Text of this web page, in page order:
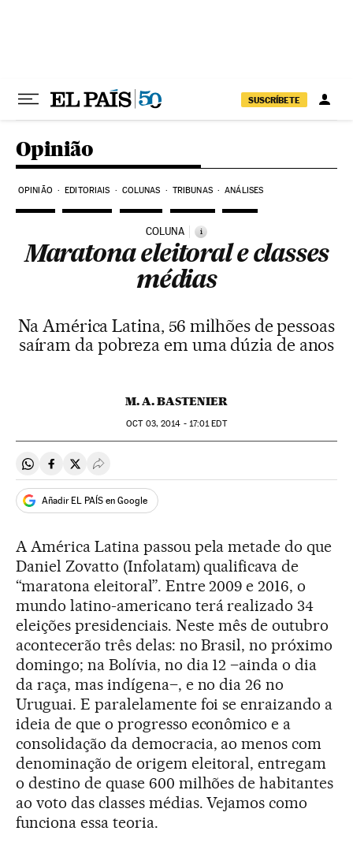
SUSCRÍBETE
Opinião
OPINIÃO EDITORIAIS COLUNAS TRIBUNAS ANÁLISES
COLUNA i
Maratona eleitoral e classes
médias
Na América Latina, 56 milhões de pessoas
saíram da pobreza em uma dúzia de anos
M. A. BASTENIER
OCT03, 2014 - 17:01EDT
Compartir en Whatsapp
Compartir en Facebook
Compartir en Twitter
Desplegar Redes Sociales
Añadir EL PAÍS en Google
A América Latina passou pela metade do que
Daniel Zovatto (Infolatam) qualificava de
“maratona eleitoral”. Entre 2009 e 2016, o
mundo latino-americano terá realizado 34
eleições presidenciais. Neste mês de outubro
acontecerão três delas: no Brasil, no próximo
domingo; na Bolívia, no dia 12 –ainda o dia
da raça, mas indígena–, e no dia 26 no
Uruguai. E paralelamente foi se enraizando a
ideia de que o progresso econômico e a
consolidação da democracia, ao menos com
denominação de origem eleitoral, entregam
o destino de quase 600 milhões de habitantes
ao voto das classes médias. Vejamos como
funciona essa teoria.